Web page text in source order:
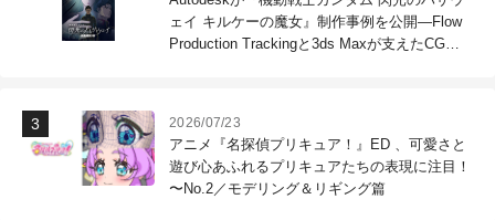
ェイ キルケーの魔女』制作事例を公開―Flow
Production Trackingと3ds Maxが支えたCG制
2026/07/23
アニメ『名探偵プリキュア！』ED 、可愛さと
遊び心あふれるプリキュアたちの表現に注目！
〜No.2／モデリング＆リギング篇